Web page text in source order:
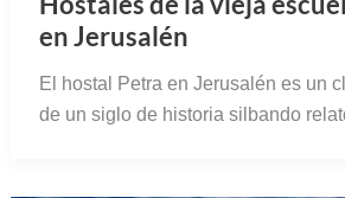
en Jerusalén
El hostal Petra en Jerusalén es un
de un siglo de historia silbando